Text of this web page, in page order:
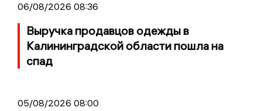
06/08/2026 08:36
Выручка продавцов одежды в
Калининградской области пошла на
спад
05/08/2026 08:00